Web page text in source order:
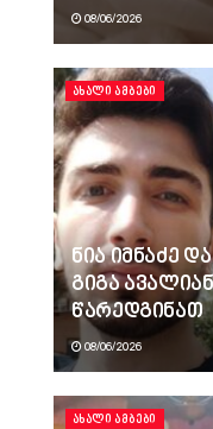
08/06/2026
ᲐᲮᲐᲚᲘ ᲐᲛᲑᲔᲑᲘ
ნია იმნაძე
გიგა
წარედგინათ
08/06/2026
ᲐᲮᲐᲚᲘ ᲐᲛᲑᲔᲑᲘ